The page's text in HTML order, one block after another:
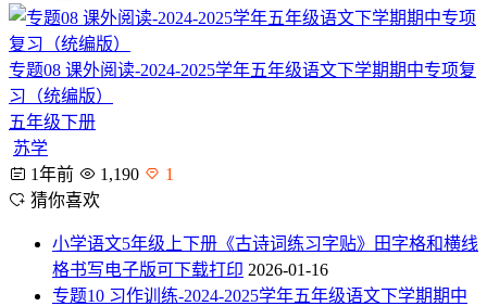
专题08 课外阅读-2024-2025学年五年级语文下学期期中专项复
习（统编版）
五年级下册
苏学
1年前
1,190
1
猜你喜欢
小学语文5年级上下册《古诗词练习字贴》田字格和横线
格书写电子版可下载打印 2026-01-16
专题10 习作训练-2024-2025学年五年级语文下学期期中